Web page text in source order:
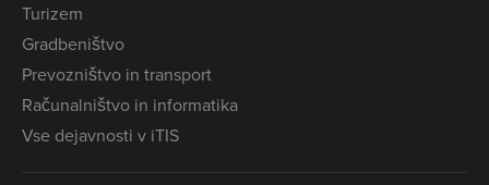
Turizem
Gradbeništvo
Prevozništvo in transport
Računalništvo in informatika
Vse dejavnosti v iTIS